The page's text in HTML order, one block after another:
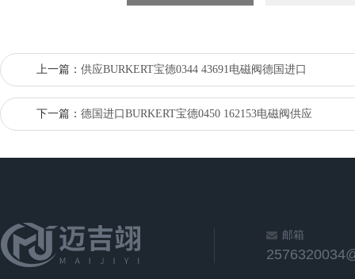
上一篇： 供应BURKERT宝德0344 43691电磁阀德国进口
下一篇： 德国进口BURKERT宝德0450 162153电磁阀供应
邮箱